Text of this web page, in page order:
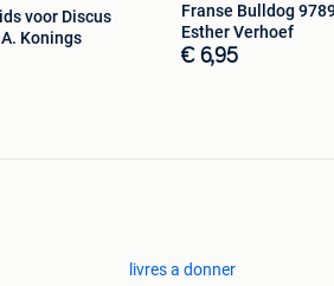
voor Discus
Konings
Franse Bulldog
Esther Verhoef
€ 6,95
livres a donner